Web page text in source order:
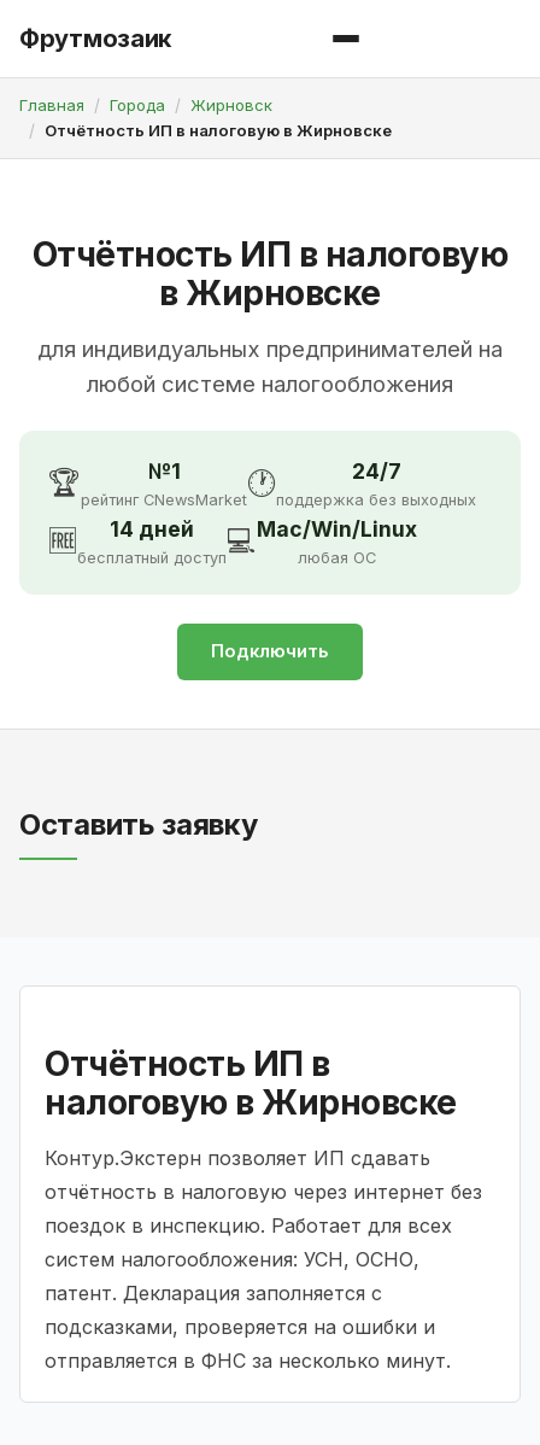
Фрутмозаик
Главная Города
Жирновск
Отчётность ИП в налоговую в Жирновске
Отчётность ИП в налоговую
в Жирновске
для индивидуальных предпринимателей на
любой системе налогообложения
🏆 №1
рейтинг CNewsMarket🕐 24/7
поддержка без выходных
🆓 14 дней
бесплатный доступ💻Mac/Win/Linux
любая ОС
Подключить
Оставить заявку
Отчётность ИП в
налоговую в Жирновске
Контур.Экстерн позволяет ИП сдавать
отчётность в налоговую через интернет без
поездок в инспекцию. Работает для всех
систем налогообложения: УСН, ОСНО,
патент. Декларация заполняется с
подсказками, проверяется на ошибки и
отправляется в ФНС за несколько минут.